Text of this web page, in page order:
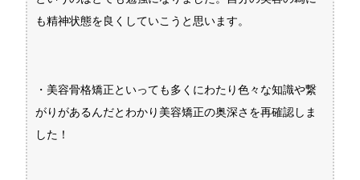
も精神状態を良くしていこうと思います。
・美容骨格矯正といっても多くにわたり色々な知識や繋
がりがあるんだとわかり美容矯正の奥深さを再確認しま
した！